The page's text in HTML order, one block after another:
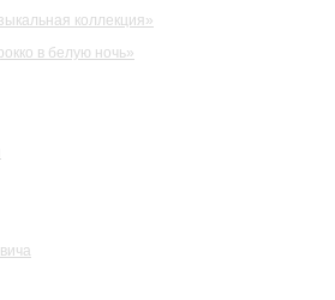
коллекция»
в белую ночь»